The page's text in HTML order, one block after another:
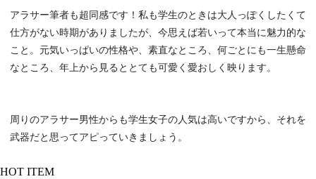
アラサー筆者も超同感です！私も学生のときは大人っぽくしたくて
仕方がない時期がありましたが、今思えば若いって本当に魅力的な
こと。元気いっぱいの性格や、素直なところ、何ごとにも一生懸命
なところ、年上から見るととても可愛く愛おしく映ります。
周りのアラサー男性からも学生女子の人気は高いですから、それを
武器だと思ってアピっていきましょう。
HOT ITEM